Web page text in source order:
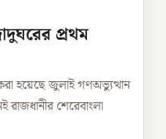
প্রথম
হয়েছে জুলাই গণঅভ্যুত্থান
রাজধানীর শেরেবাংলা